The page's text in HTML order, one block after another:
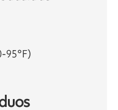
95°F)